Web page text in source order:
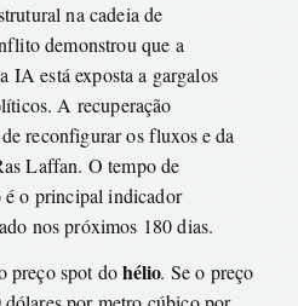
na cadeia de
demonstrou que a
IA está exposta a gargalos
A recuperação
reconfigurar os fluxos e da
Laffan. O tempo de
é o principal indicador
nos próximos 180 dias.
preço spot dohélio. Se o preço